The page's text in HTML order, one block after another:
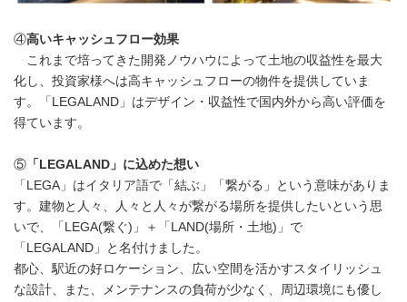
④高いキャッシュフロー効果
これまで培ってきた開発ノウハウによって土地の収益性を最大
化し、投資家様へは高キャッシュフローの物件を提供していま
す。「LEGALAND」はデザイン・収益性で国内外から高い評価を
得ています。
⑤ 「LEGALAND 」に込めた想い
「LEGA」はイタリア語で「結ぶ」「繋がる」という意味がありま
す。建物と人々、人々と人々が繋がる場所を提供したいという思
いで、「LEGA(繋ぐ)」＋「LAND(場所・土地)」で
「LEGALAND」と名付けました。
都心、駅近の好ロケーション、広い空間を活かすスタイリッシュ
な設計、また、メンテナンスの負荷が少なく、周辺環境にも優し